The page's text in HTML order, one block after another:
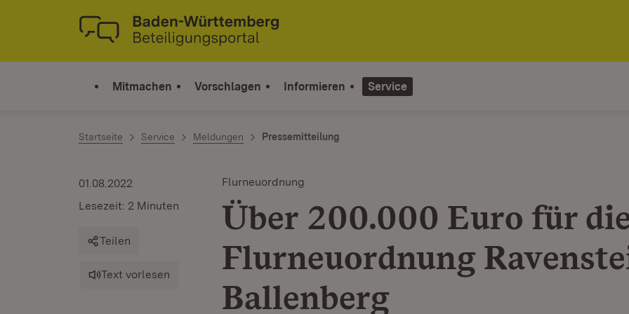
Zum Inhalt springen
Link zur Startseite
Mitmachen Vorschlagen Informieren Service
Startseite Service Meldungen Pressemitteilung
Flurneuordnung
Über 200.000 Euro für
Flurneuordnung
Ballenberg
01.08.2022
Lesezeit: 2 Minuten
Teilen
Text vorlesen